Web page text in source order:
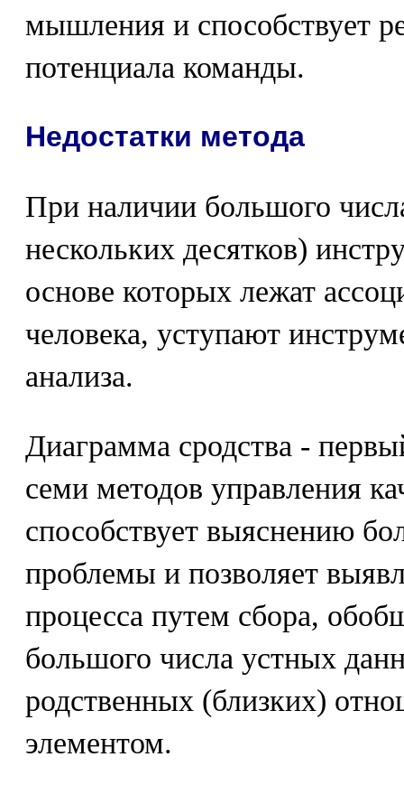
мышления и способствует
потенциала команды.
Недостатки метода
При наличии большого
нескольких десятков)
основе которых лежат
человека, уступают
анализа.
Диаграмма сродства -
семи методов управления
способствует выяснению
проблемы и позволяет
процесса путем сбора,
большого числа устных
родственных (близких)
элементом.